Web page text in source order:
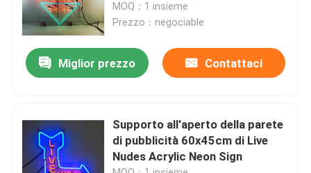
Richieda una citazione
segno della lettera 3d
Segno della lettera di Manica
Segno retroilluminato della lettera
MOQ：1 insieme
Prezzo：negociable
Miglior prezzo Contattaci
Supporto all'aperto della parete
di pubblicità 60x45cm di Live
Nudes Acrylic Neon Sign